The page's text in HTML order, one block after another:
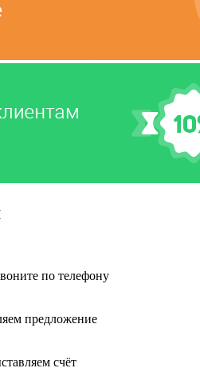
по телефону
предложение
счёт